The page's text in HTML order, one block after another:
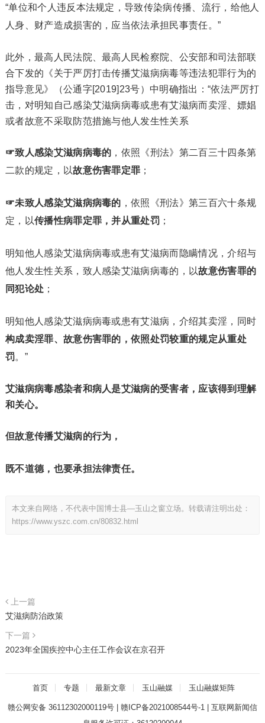
“单位和个人违反本法规定，导致传染病传播、流行，给他人
人身、财产造成损害的，应当依法承担民事责任。”
此外，最高人民法院、最高人民检察院、公安部和司法部联
合下发的《关于严厉打击传播艾滋病病毒等违法犯罪行为的
指导意见》（公通字[2019]23号）中明确指出：“依法严厉打
击，对明知自己感染艾滋病病毒或患有艾滋病而卖淫、嫖娼
或者故意不采取防范措施与他人发生性关系
☞致人感染艾滋病病毒的 ，依照《刑法》第二百三十四条第
二款的规定，以故意伤害罪定罪 ；
☞未致人感染艾滋病病毒的 ，依照《刑法》第三百六十条规
定，以传播性病罪定罪，并从重处罚 ；
明知他人感染艾滋病病毒或患有艾滋病而隐瞒情况，介绍与
他人发生性关系，致人感染艾滋病病毒的，以故意伤害罪的
同犯论处 ；
明知他人感染艾滋病病毒或患有艾滋病，介绍其卖淫，同时
构成卖淫罪、故意伤害罪的，依照处罚较重的规定从重处
罚。”
艾滋病病毒感染者和病人是艾滋病的受害者， 应该得到理解
和关心。
但故意传播艾滋病的行为，
既不道德， 也要承担法律责任。
本文来自网络，不代表中国博士县—玉山之窗立场。转载请注明出处：
https://www.yszc.com.cn/80832.html
上一篇
艾滋病防治政策
下一篇
2023年全国疾控中心主任工作会议在京召开
首页 专题 最新文章 玉山融媒 玉山融媒矩阵
赣公网安备 36112302000119号| 赣ICP备2021008544号-1| 互联网新闻信